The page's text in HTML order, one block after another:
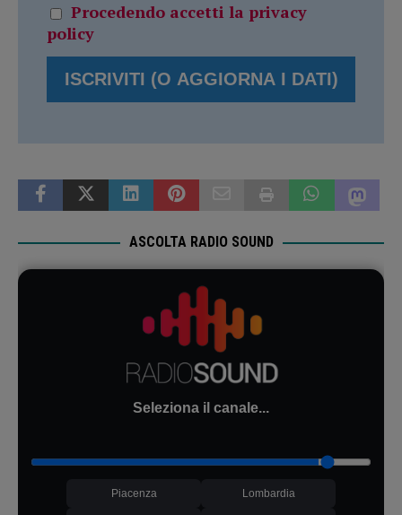
Procedendo accetti la privacy
policy
ASCOLTA RADIO SOUND
Seleziona il canale...
Piacenza Lombardia